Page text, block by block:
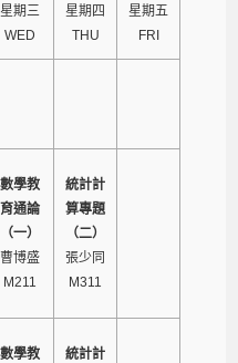
星期三
WED
星期四
THU
星期五
FRI
數學教
育通論
（一）
曹博盛
M211
統計計
算專題
（二）
張少同
M311
數學教
統計計